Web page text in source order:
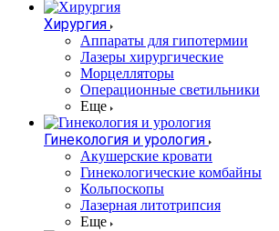
Хирургия
Аппараты для гипотермии
Лазеры хирургические
Морцелляторы
Операционные светильники
Еще
Гинекология и урология
Акушерские кровати
Гинекологические комбайны
Кольпоскопы
Лазерная литотрипсия
Еще